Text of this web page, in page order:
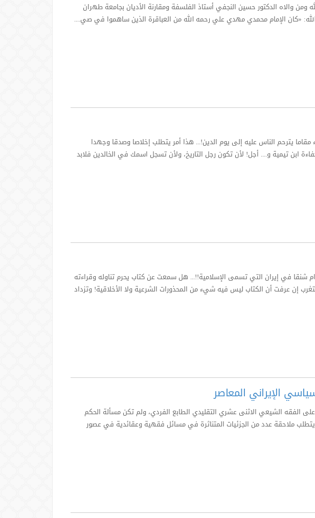
ومن والاه الدكتور حسين النجفي أستاذ الفلسفة ومقارنة الأديان بجامعة طهران
«كان الإمام محمدي مهدي علي رحمه الله من العباقرة الذين ساهموا في صي....
يترحم الناس عليه إلى يوم الدين!... هذا أمر يتطلب إخلاصا وصدقا وجهدا
ابن تيمية و.... أجل! لأن تكون رجل التاريخ، ولأن تسجل اسمك في الخالدين فلابد
في إيران التي تسمى الإسلامية!!... هل سمعت عن كتاب يحرم تناوله وقراءته
إن عرفت أن الكتاب ليس فيه شيء من المحذورات الشرعية ولا الأخلاقية! وتزداد
الإيراني المعاصر
الفقه الشيعي الاثنى عشري التقليدي الطابع الفردي، ولم تكن مسألة الحكم
يتطلب ملاحقة عدد من الجزئيات المتناثرة في مسائل فقهية وعقائدية في عصور